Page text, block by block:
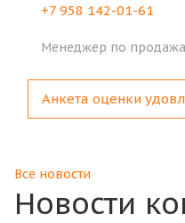
+7 958 142-01-61
Менеджер по
Анкета оценки
Все новости
Новости